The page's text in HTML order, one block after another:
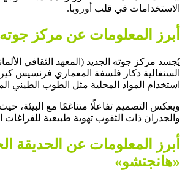
الاستخدامات في قلب أوروبا.
أبرز المعلومات عن مركز
يُجسد مركز جوته الجديد (المعهد الثقافي
السنغالية دكار فلسفة المعماري فرنسيس
استخدام المواد المحلية مثل الطوب الطيني
ويعكس التصميم تفاعلًا متناغمًا مع البيئة، حيث
والجدران ذات الثقوب تهوية طبيعية للفراغات
أبرز المعلومات عن الحديقة
«هانجتشو»